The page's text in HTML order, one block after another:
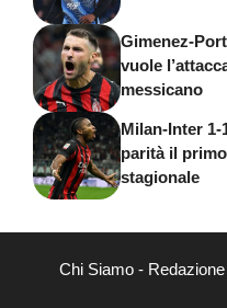
Gimenez-
vuole
messicano
Milan-Inter
parità il
stagionale
Chi Siamo- Redazione